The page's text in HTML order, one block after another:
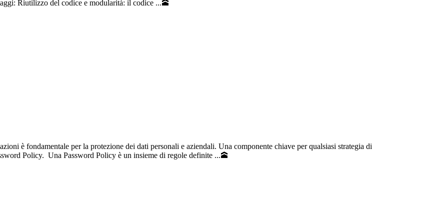
Riutilizzo del codice e modularità: il codice ...🕋
è fondamentale per la protezione dei dati personali e aziendali. Una componente chiave per qualsiasi strategia di
Policy. Una Password Policy è un insieme di regole definite ...🕋